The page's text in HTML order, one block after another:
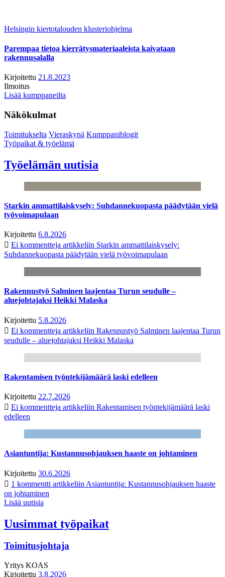
Helsingin kiertotalouden klusteriohjelma
Parempaa tietoa kierrätysmateriaaleista kaivataan
rakennusalalla
Kirjoitettu 21.8.2023
Ilmoitus
Lisää kumppaneilta
Näkökulmat
Toimitukselta Vieraskynä Kumppaniblogit
Työpaikat & työelämä
Työelämän uutisia
Starkin ammattilaiskysely: Suhdannekuopasta päädytään vielä
työvoimapulaan
Kirjoitettu 6.8.2026
Ei kommentteja artikkeliin Starkin ammattilaiskysely:
Suhdannekuopasta päädytään vielä työvoimapulaan
Rakennustyö Salminen laajentaa Turun seudulle –
aluejohtajaksi Heikki Malaska
Kirjoitettu 5.8.2026
Ei kommentteja artikkeliin Rakennustyö Salminen laajentaa Turun
seudulle – aluejohtajaksi Heikki Malaska
Rakentamisen työntekijämäärä laski edelleen
Kirjoitettu 22.7.2026
Ei kommentteja artikkeliin Rakentamisen työntekijämäärä laski
edelleen
Asiantuntija: Kustannusohjauksen haaste on johtaminen
Kirjoitettu 30.6.2026
1 kommentti artikkeliin Asiantuntija: Kustannusohjauksen haaste
on johtaminen
Lisää uutisia
Uusimmat työpaikat
Toimitusjohtaja
Yritys KOAS
Kirjoitettu 3.8.2026